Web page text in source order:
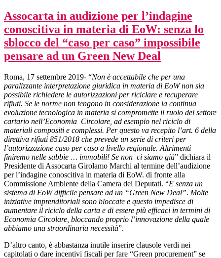
Assocarta in audizione per l’indagine
conoscitiva in materia di EoW: senza lo
sblocco del “caso per caso” impossibile
pensare ad un Green New Deal
Roma, 17 settembre 2019- “Non è accettabile che per una
paralizzante interpretazione giuridica in materia di EoW non sia
possibile richiedere le autorizzazioni per riciclare e recuperare
rifiuti. Se le norme non tengono in considerazione la continua
evoluzione tecnologica in materia si compromette il ruolo del settore
cartario nell’Economia Circolare, ad esempio nel riciclo di
materiali compositi e complessi. Per questo va recepito l’art. 6 della
direttiva rifiuti 851/2018 che prevede un serie di criteri per
l’autorizzazione caso per caso a livello regionale. Altrimenti
finiremo nelle sabbie … immobili! Se non ci siamo già” dichiara il
Presidente di Assocarta Girolamo Marchi al termine dell’audizione
per l’indagine conoscitiva in materia di EoW. di fronte alla
Commissione Ambiente della Camera dei Deputati. “E senza un
sistema di EoW difficile pensare ad un “Green New Deal”. Molte
iniziative imprenditoriali sono bloccate e questo impedisce di
aumentare il riciclo della carta e di essere più efficaci in termini di
Economia Circolare, bloccando proprio l’innovazione della quale
abbiamo una straordinaria necessità”.
D’altro canto, è abbastanza inutile inserire clausole verdi nei
capitolati o dare incentivi fiscali per fare “Green procurement” se